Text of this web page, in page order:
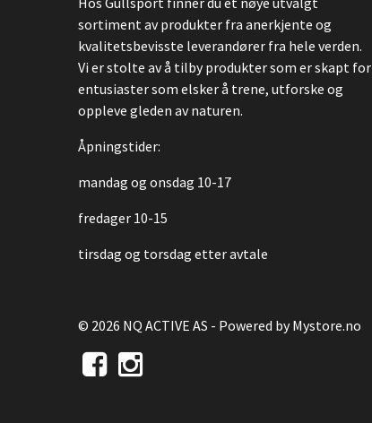
sortiment av produkter fra anerkjente og
kvalitetsbevisste leverandører fra hele verden.
Vi er stolte av å tilby produkter som er skapt for
entusiaster som elsker å trene, utforske og
oppleve gleden av naturen.
Åpningstider:
mandag og onsdag 10-17
fredager 10-15
tirsdag og torsdag etter avtale
© 2026 NQ ACTIVE AS - Powered byMystore.no